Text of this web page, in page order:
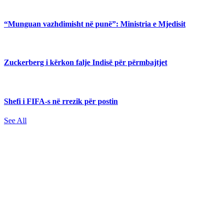
“Munguan vazhdimisht në punë”: Ministria e Mjedisit
Zuckerberg i kërkon falje Indisë për përmbajtjet
Shefi i FIFA-s në rrezik për postin
See All